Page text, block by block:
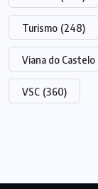
Turismo (248)
Viana do Castelo
VSC (360)